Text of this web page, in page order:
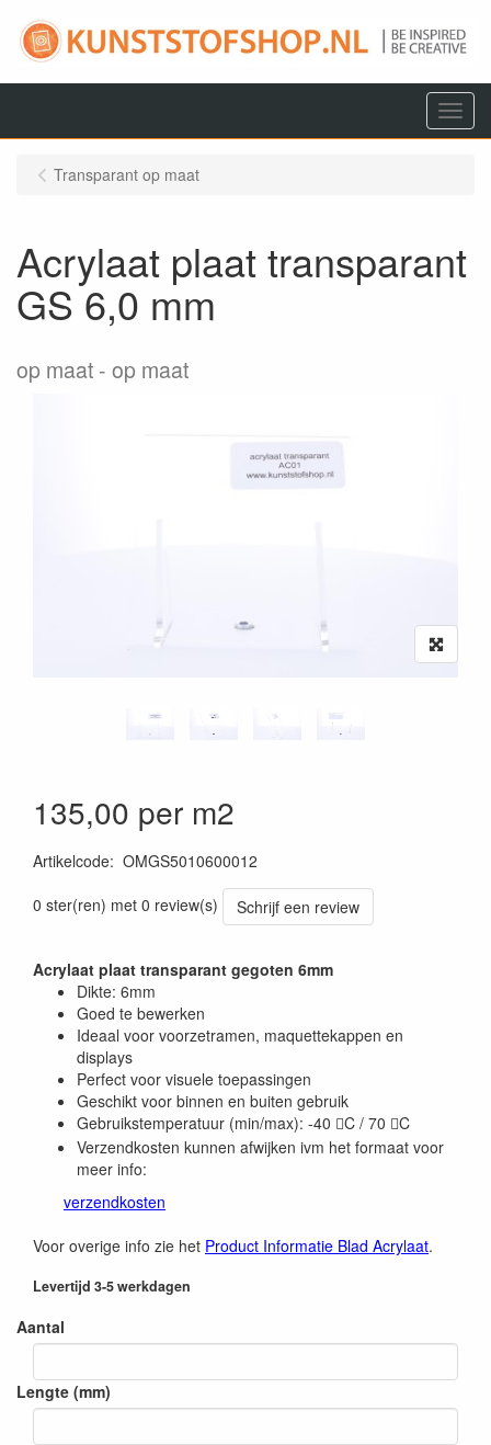
Menu
Transparant op maat
Acrylaat plaat transparant
GS 6,0 mm
op maat op maat
135,00 per m2
Artikelcode: OMGS5010600012
0 ster(ren) met 0 review(s)
Schrijf een review
Acrylaat plaat transparant gegoten 6mm
Dikte: 6mm
Goed te bewerken
Ideaal voor voorzetramen, maquettekappen en
displays
Perfect voor visuele toepassingen
Geschikt voor binnen en buiten gebruik
Gebruikstemperatuur (min/max): -40 C / 70 C
Verzendkosten kunnen afwijken ivm het formaat voor
meer info:
verzendkosten
Voor overige info zie het Product Informatie Blad Acrylaat.
Levertijd 3-5 werkdagen
Aantal
Lengte (mm)